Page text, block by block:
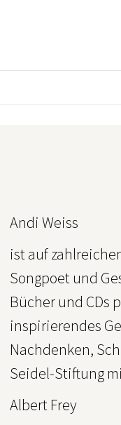
Andi Weiss
ist auf
Songpoet und
Bücher und CDs
inspirierendes
Nachdenken,
Seidel-Stiftung
Albert Frey